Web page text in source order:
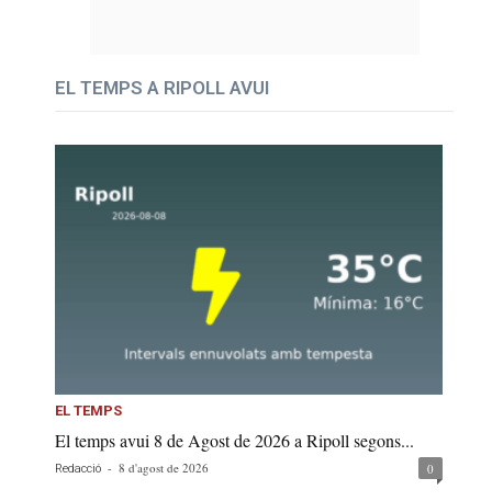
EL TEMPS A RIPOLL AVUI
EL TEMPS
El temps avui 8 de Agost de 2026 a Ripoll segons...
Redacció - 8 d'agost de 2026 0